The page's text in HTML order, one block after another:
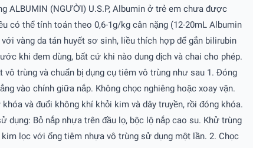
ALBUMIN (NGƯỜI) U.S.P, Albumin ở trẻ em chưa được
có thể tính toán theo 0,6-1g/kg cân nặng (12-20mL Albumin
vàng da tán huyết sơ sinh, liều thích hợp để gắn bilirubin
khi đem dùng, bất cứ khi nào dung dịch và chai cho phép.
trùng và chuẩn bị dụng cụ tiêm vô trùng như sau 1. Ðóng
vào chính giữa nắp. Không chọc nghiêng hoặc xoay vặn.
và đuổi không khí khỏi kim và dây truyền, rồi đóng khóa.
Bỏ nắp nhựa trên đầu lọ, bộc lộ nắp cao su. Khử trùng
lọc với ống tiêm nhựa vô trùng sử dụng một lần. 2. Chọc